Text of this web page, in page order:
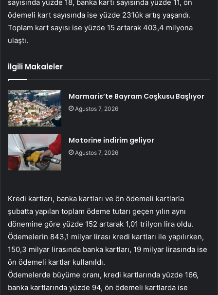
sayısında yüzde 18, banka kartı sayısında yüzde 11, ön
ödemeli kart sayısında ise yüzde 23’lük artış yaşandı.
Toplam kart sayısı ise yüzde 15 artarak 403,4 milyona
ulaştı.
İlgili Makaleler
Marmaris’te Bayram Coşkusu Başlıyor
Ağustos 7, 2026
Motorine indirim geliyor
Ağustos 7, 2026
Kredi kartları, banka kartları ve ön ödemeli kartlarla
şubatta yapılan toplam ödeme tutarı geçen yılın aynı
dönemine göre yüzde 152 artarak 1,01 trilyon lira oldu.
Ödemelerin 843,1 milyar lirası kredi kartları ile yapılırken,
150,3 milyar lirasında banka kartları, 19 milyar lirasında ise
ön ödemeli kartlar kullanıldı.
Ödemelerde büyüme oranı, kredi kartlarında yüzde 166,
banka kartlarında yüzde 94, ön ödemeli kartlarda ise